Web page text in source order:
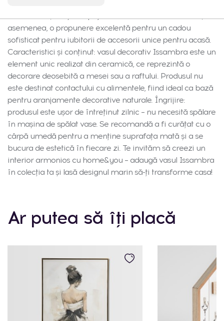
asemenea, o propunere excelentă pentru un cadou
sofisticat pentru iubitorii de accesorii unice pentru acasă.
Caracteristici și conținut: vasul decorativ Issambra este un
element unic realizat din ceramică, ce reprezintă o
decorare deosebită a mesei sau a raftului. Produsul nu
este destinat contactului cu alimentele, fiind ideal ca bază
pentru aranjamente decorative naturale. Îngrijire:
produsul este ușor de întreținut zilnic – nu necesită spălare
în mașina de spălat vase. Se recomandă a fi curățat cu o
cârpă umedă pentru a menține suprafața mată și a se
bucura de estetică în fiecare zi. Te invităm să creezi un
interior armonios cu home&you – adaugă vasul Issambra
în colecția ta și lasă designul marin să-ți transforme casa!
Ar putea să îți placă